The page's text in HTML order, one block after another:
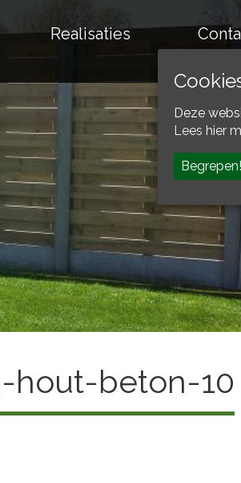
Realisaties
hout-beton-10
Deze
Lees hier
Begrepen!